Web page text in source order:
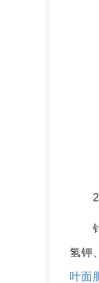
2.
针
氢钾
叶面